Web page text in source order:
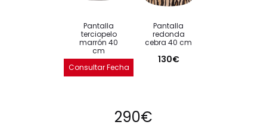
pantalla
terciopelo
marrón 40
cm
75€
Consultar Fecha
pantalla
redonda
cebra 40 cm
130€
290€